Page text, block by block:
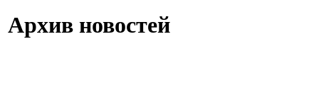
Архив новостей